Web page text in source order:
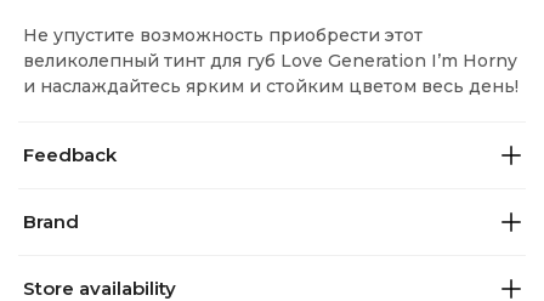
Не упустите возможность приобрести этот
великолепный тинт для губ Love Generation I’m Horny
и наслаждайтесь ярким и стойким цветом весь день!
Feedback
Brand
Store availability